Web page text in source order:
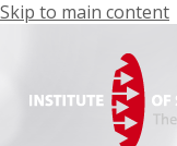
Skip to main content